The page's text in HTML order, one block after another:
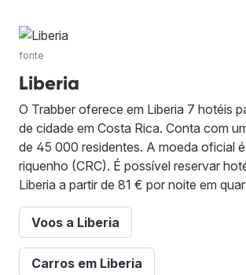
fonte
Liberia
O Trabber oferece em Liberia 7 hotéis
de cidade em Costa Rica. Conta com
de 45 000 residentes. A moeda oficial
riquenho (CRC). É possível reservar
Liberia a partir de 81 € por noite em
Voos a Liberia
Carros em Liberia